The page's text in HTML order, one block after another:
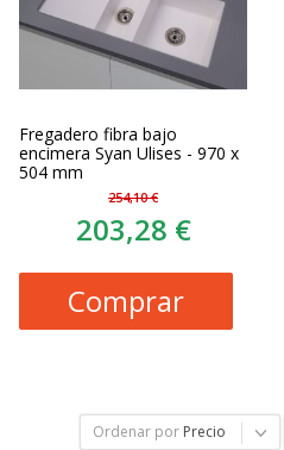
Fregadero fibra bajo
encimera Syan Ulises - 970 x
504 mm
254,10 €
203,28 €
Comprar
Ordenar por Precio